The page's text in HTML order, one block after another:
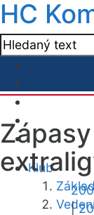
HC
Klub
|